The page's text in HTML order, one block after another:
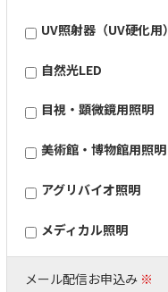
UV照射器（UV硬化用）
自然光LED
目視・顕微鏡用照明
美術館・博物館用照明
アグリバイオ照明
メディカル照明
メール配信お申込み ※